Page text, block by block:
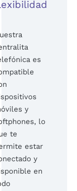
es
y
lo
te
estar
y
en